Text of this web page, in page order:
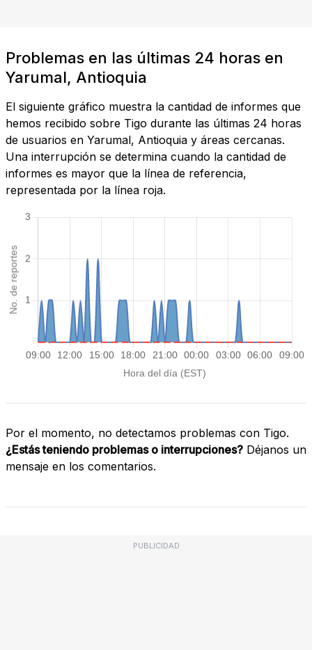
Problemas en las últimas 24 horas en
Yarumal, Antioquia
El siguiente gráfico muestra la cantidad de informes que
hemos recibido sobre Tigo durante las últimas 24 horas
de usuarios en Yarumal, Antioquia y áreas cercanas.
Una interrupción se determina cuando la cantidad de
informes es mayor que la línea de referencia,
representada por la línea roja.
Por el momento, no detectamos problemas con Tigo.
¿Estás teniendo problemas o interrupciones? Déjanos un
mensaje en los comentarios.
PUBLICIDAD